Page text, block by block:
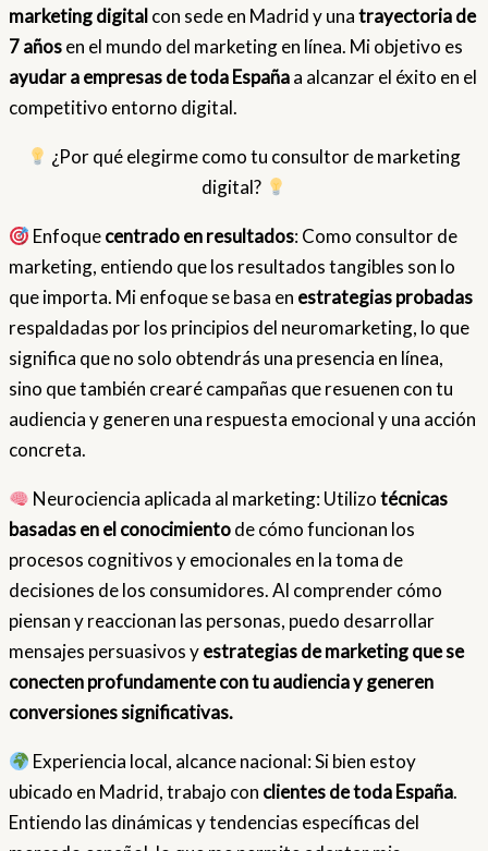
marketing digital con sede en Madrid y unatrayectoria de
7 añosen el mundo del marketing en línea. Mi objetivo es
ayudar a empresas de toda Españaa alcanzar el éxito en el
competitivo entorno digital.
¿Por qué elegirme como tu consultor de marketing
digital?
Enfoquecentrado en resultados: Como consultor de
marketing, entiendo que los resultados tangibles son lo
que importa. Mi enfoque se basa en estrategias probadas
respaldadas por los principios del neuromarketing, lo que
significa que no solo obtendrás una presencia en línea,
sino que también crearé campañas que resuenen con tu
audiencia y generen una respuesta emocional y una acción
concreta.
Neurociencia aplicada al marketing: Utilizotécnicas
basadas en el conocimientode cómo funcionan los
procesos cognitivos y emocionales en la toma de
decisiones de los consumidores. Al comprender cómo
piensan y reaccionan las personas, puedo desarrollar
mensajes persuasivos yestrategias de marketing que se
conecten profundamente con tu audiencia y generen
conversiones significativas.
Experiencia local, alcance nacional: Si bien estoy
ubicado en Madrid, trabajo con clientes de toda España.
Entiendo las dinámicas y tendencias específicas del